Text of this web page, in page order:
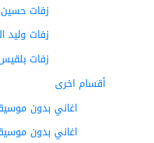
زفات حسين
زفات وليد
زفات بلقيس
أقسام اخرى
اغاني بدون
اغاني بدون